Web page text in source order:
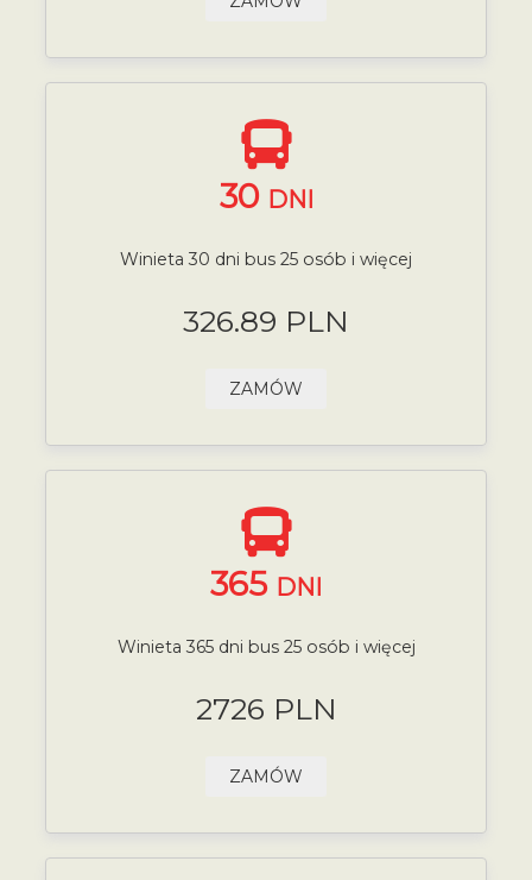
30 DNI
Winieta 30 dni bus 25 osób i więcej
326.89 PLN
ZAMÓW
365 DNI
Winieta 365 dni bus 25 osób i więcej
2726 PLN
ZAMÓW